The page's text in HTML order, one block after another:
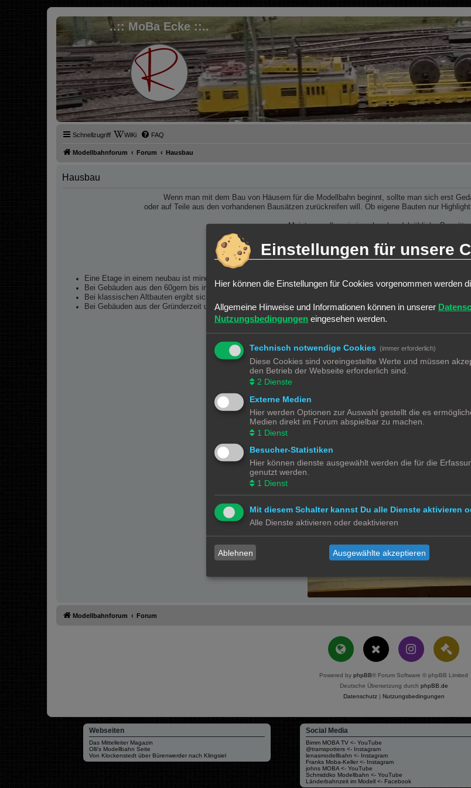
..:: MoBa Ecke ::..
Schnellzugriff WiKi FAQ
Modellbahnforum Forum Hausbau
Hausbau
Wenn man mit dem Bau von Häusern für die Modellbahn beginnt, sollte man sich erst
oder auf Teile aus den vorhandenen Bausätzen zurückreifen will. Ob eigene Bauten nur
Meistens sollen sie ja neben handelsübliche
Denn davon abhängig ist der Umrechnugsfaktor. Die meisten Modelle
Da bietet sich an, ein solchen handelsüblichen Bausatz auszumessen
Eine Etage in einem neubau ist mind. 2,65cm hoch.
Bei Gebäuden aus den 60gern bis in die 80ger dann 2,88cm hoch.
Bei klassischen Altbauten ergibt sich eine Höhe von 3,8 cm.
Bei Gebäuden aus der Gründerzeit und Aristokratie ergibt sich eine Höhe von ca 5,2 cm.
Am besten ist aber immer einen H0 Bewohner zum
Modellbahnforum Forum
Powered by phpBB® Forum Software © phpBB Limited
Deutsche Übersetzung durch phpBB.de
Datenschutz| Nutzungsbedingungen
Webseiten
Das Mittelleiter Magazin
Olli's Modellbahn Seite
Von Klockenstedt über Bürenwerder nach Klingsiel
Social Media
Bimm MOBA TV <- YouTube
@tramspotters <- Instagram
lenasmodellbahn <- Instagram
Franks Moba-Keller <- Instagram
johns MOBA <- YouTube
Schmiddko Modellbahn <- YouTube
Länderbahnzeit im Modell <- Facebook
Einstellungen für unsere
Hier können die Einstellungen für Cookies vorgenommen werden
Allgemeine Hinweise und Informationen können in unserer
Nutzungsbedingungen eingesehen werden.
Technisch notwendige Cookies (immer erforderlich)
Diese Cookies sind voreingestellte Werte und müssen
den Betrieb der Webseite erforderlich sind.
2 Dienste
Externe Medien
Hier werden Optionen zur Auswahl gestellt die es
Medien direkt im Forum abspielbar zu machen.
1 Dienst
Besucher-Statistiken
Hier können dienste ausgewählt werden die für die
genutzt werden.
1 Dienst
Mit diesem Schalter kannst Du alle Dienste aktivieren
Alle Dienste aktivieren oder deaktivieren
Ablehnen Ausgewählte akzeptieren